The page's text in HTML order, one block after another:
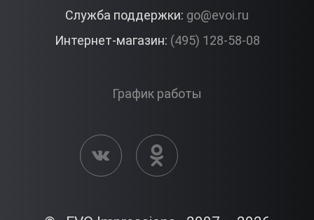
Premium
Контакты
Вопросы и ответы
Корпоративные подарки
Активация сертификата
Служба поддержки: go@evoi.ru
Интернет-магазин: (495) 128-58-08
График работы